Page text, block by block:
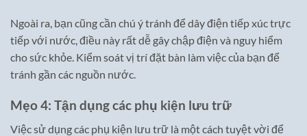
Ngoài ra, bạn cũng cần chú ý tránh để dây điện tiếp xúc trực
tiếp với nước, điều này rất dễ gây chập điện và nguy hiểm
cho sức khỏe. Kiểm soát vị trí đặt bàn làm việc của bạn để
tránh gần các nguồn nước.
Mẹo 4: Tận dụng các phụ kiện lưu trữ
Việc sử dụng các phụ kiện lưu trữ là một cách tuyệt vời để